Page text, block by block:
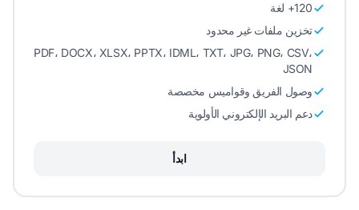
120+ لغة
تخزين ملفات غير محدود
PDF، DOCX، XLSX، PPTX، IDML، TXT، JPG، PNG، CSV،
JSON
وصول الفريق وقواميس مخصصة
دعم البريد الإلكتروني الأولوية
ابدأ